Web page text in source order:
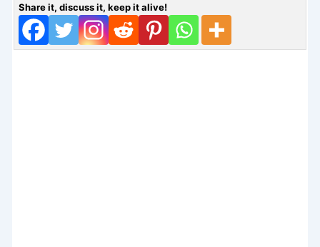
Share it, discuss it, keep it alive!